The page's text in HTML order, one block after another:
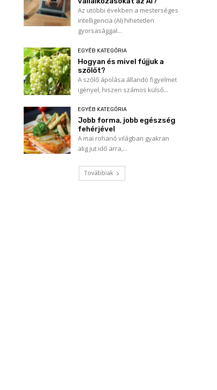
Az utóbbi években a mesterséges
intelligencia (AI) hihetetlen
gyorsasággal...
EGYÉB KATEGÓRIA
Hogyan és mivel fújjuk a
szőlőt?
A szőlő ápolása állandó figyelmet
igényel, hiszen számos külső...
EGYÉB KATEGÓRIA
Jobb forma, jobb egészség
fehérjével
A mai rohanó világban gyakran
alig jut idő arra,...
Továbbiak